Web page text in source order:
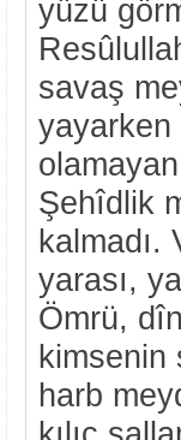
yüzü
savaş
Şehîdlik
kalmadı.
yarası,
Ömrü,
kimsenin
harb